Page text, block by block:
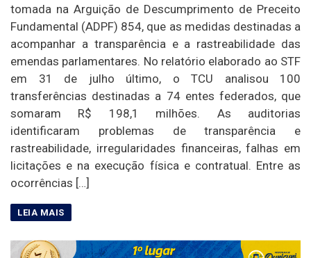
tomada na Arguição de Descumprimento de Preceito
Fundamental (ADPF) 854, que as medidas destinadas a
acompanhar a transparência e a rastreabilidade das
emendas parlamentares. No relatório elaborado ao STF
em 31 de julho último, o TCU analisou 100
transferências destinadas a 74 entes federados, que
somaram R$ 198,1 milhões. As auditorias
identificaram problemas de transparência e
rastreabilidade, irregularidades financeiras, falhas em
licitações e na execução física e contratual. Entre as
ocorrências […]